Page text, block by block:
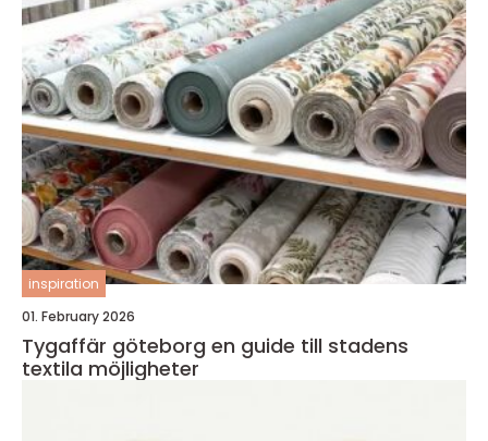
inspiration
01. February 2026
Tygaffär göteborg en guide till stadens
textila möjligheter